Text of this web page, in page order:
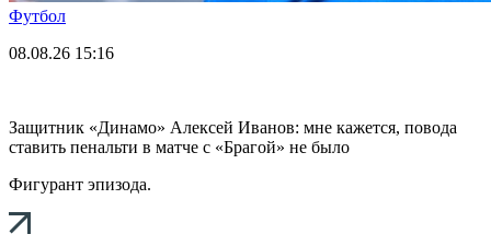
Футбол
08.08.26 15:16
Защитник «Динамо» Алексей Иванов: мне кажется, повода
ставить пенальти в матче с «Брагой» не было
Фигурант эпизода.